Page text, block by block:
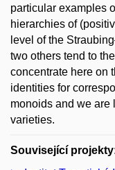
particular examples
hierarchies of
level of the
two others tend to
concentrate here on
identities for
monoids and we are
varieties.
Související